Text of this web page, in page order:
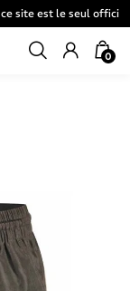
site est le seul officiel
0